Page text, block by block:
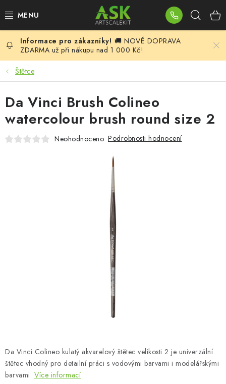
na
BLOG
SUMMER DAYS
WARHAMMER
ASK PRODUKTY
O nás Moje objednávka Kontakty
Doprava a platba
Obchodní podmínky
🚚 NOVĚ DOPRAVA
ZDARMA už při nákupu nad 1 000 Kč!
Štětce
Da Vinci Colineo kulatý akvarelový štětec velikosti 2 je univerzální
štětec vhodný pro detailní práci s vodovými barvami i modelářskými
barvami. Více informací
Da Vinci Brush Colineo
watercolour brush round size 2
Neohodnoceno Podrobnosti hodnocení